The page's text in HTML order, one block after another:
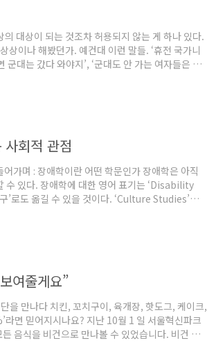
대상이 되는 것조차 허용되지 않는 게 하나 있다.
상이나 해봤던가. 예컨대 이런 말들. ‘휴전 국가니
군대는 갔다 와야지’, ‘군대도 안 가는 여자들은 안
는 ‘징병제 외의 것은 불가능하다’는 믿음이 강
회적 관점
가며 : 장애학이란 어떤 학문인가 장애학은 아직
수 있다. 장애학에 대한 영어 표기는 ‘Disability
’로도 옮길 수 있을 것이다. ‘Culture Studies’가
고도 이미 많이 존재를 한다. 그렇다면 이러한 기
여줄게요”
을 만나다 치킨, 꼬치구이, 육개장, 핫도그, 케이크,
라면 믿어지시나요? 지난 10월 1 일 서울혁신파크
음식을 비건으로 만나볼 수 있었습니다. 비건 페